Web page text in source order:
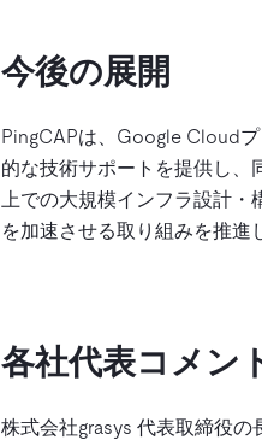
今後の展開
PingCAPは、Google Cloud
的な技術サポートを提供し
上での大規模インフラ設計
を加速させる取り組みを推進
各社代表コメン
株式会社grasys 代表取締役